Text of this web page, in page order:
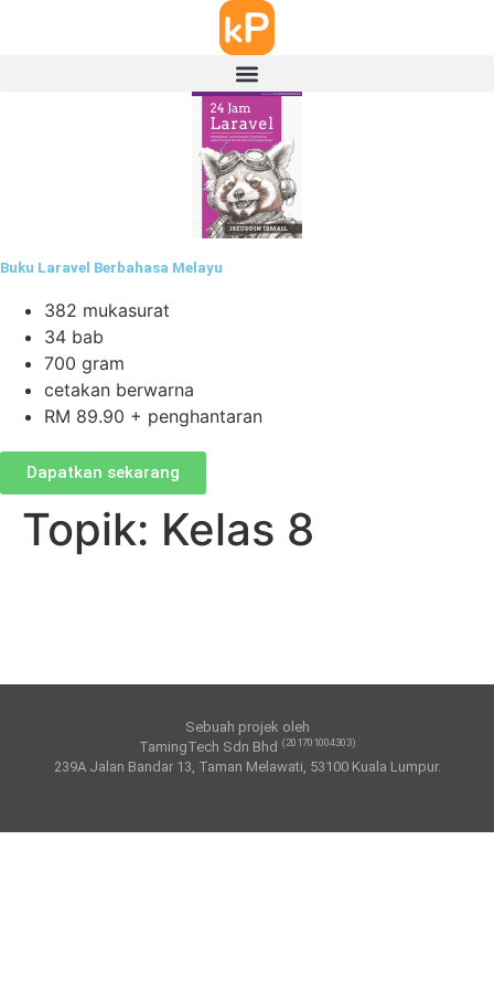
Buku Laravel Berbahasa Melayu
382 mukasurat
34 bab
700 gram
cetakan berwarna
RM 89.90 + penghantaran
Dapatkan sekarang
Topik: Kelas 8
Sebuah projek oleh
TamingTech Sdn Bhd (201701004303)
239A Jalan Bandar 13, Taman Melawati, 53100 Kuala Lumpur.